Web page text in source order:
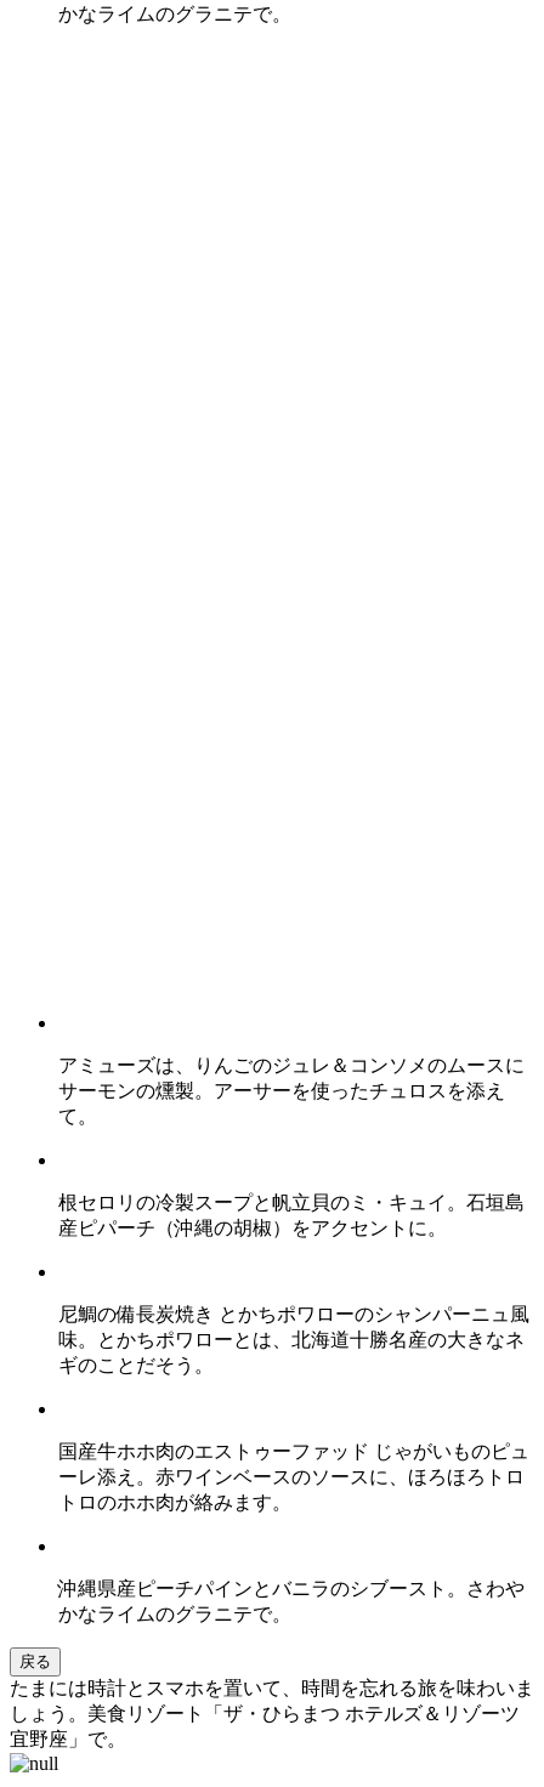
かなライムのグラニテで。
アミューズは、りんごのジュレ＆コンソメのムースに
サーモンの燻製。アーサーを使ったチュロスを添え
て。
根セロリの冷製スープと帆立貝のミ・キュイ。石垣島
産ピパーチ（沖縄の胡椒）をアクセントに。
尼鯛の備長炭焼き とかちポワローのシャンパーニュ風
味。とかちポワローとは、北海道十勝名産の大きなネ
ギのことだそう。
国産牛ホホ肉のエストゥーファッド じゃがいものピュ
ーレ添え。赤ワインベースのソースに、ほろほろトロ
トロのホホ肉が絡みます。
沖縄県産ピーチパインとバニラのシブースト。さわや
かなライムのグラニテで。
戻る
たまには時計とスマホを置いて、時間を忘れる旅を味わいま
しょう。美食リゾート「ザ・ひらまつ ホテルズ＆リゾーツ
宜野座」で。